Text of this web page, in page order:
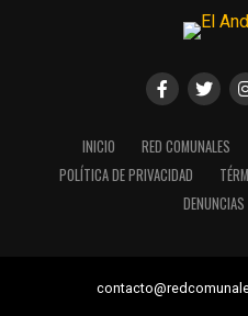
INICIO RED COMUNALES
POLÍTICA DE PRIVACIDAD
DENUNCIAS